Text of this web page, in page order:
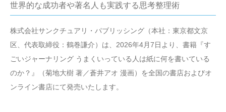
世界的な成功者や著名人も実践する思考整理術
株式会社サンクチュアリ・パブリッシング（本社：東京都文京
区、代表取締役：鶴巻謙介）は、2026年4月7日より、書籍『す
ごいジャーナリング うまくいっている人は紙に何を書いている
のか？』（菊地大樹 著／蒼井アオ 漫画）を全国の書店およびオ
ンライン書店にて発売いたします。